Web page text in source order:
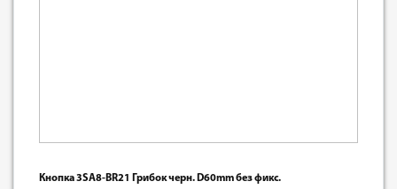
Кнопка 3SA8-BR21 Грибок черн. D60mm без фикс.